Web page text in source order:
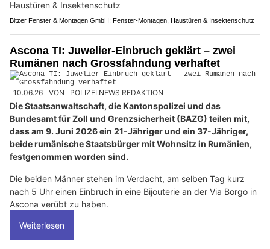
Bitzer Fenster & Montagen GmbH: Fenster-Montagen, Haustüren & Insektenschutz
Ascona TI: Juwelier-Einbruch geklärt – zwei
Rumänen nach Grossfahndung verhaftet
10.06.26 VON POLIZEI.NEWS REDAKTION
Die Staatsanwaltschaft, die Kantonspolizei und das
Bundesamt für Zoll und Grenzsicherheit (BAZG) teilen mit,
dass am 9. Juni 2026 ein 21-Jähriger und ein 37-Jähriger,
beide rumänische Staatsbürger mit Wohnsitz in Rumänien,
festgenommen worden sind.
Die beiden Männer stehen im Verdacht, am selben Tag kurz
nach 5 Uhr einen Einbruch in eine Bijouterie an der Via Borgo in
Ascona verübt zu haben.
Weiterlesen